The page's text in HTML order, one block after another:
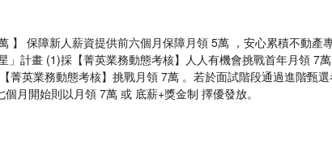
】 保障新人薪資提供前六個月保障月領 5萬 ，安心累積不動
」計畫 (1)採【菁英業務動態考核】人人有機會挑戰首年月領 7
菁英業務動態考核】挑戰月領 7萬 。若於面試階段通過進階甄
月開始則以月領 7萬 或 底薪+獎金制 擇優發放。